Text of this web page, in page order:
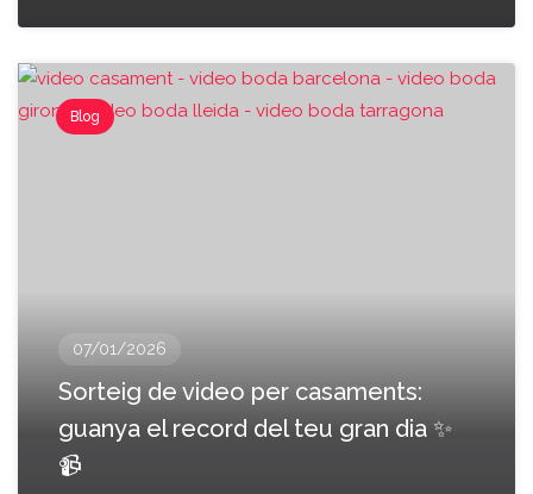
Blog
07/01/2026
Sorteig de video per casaments:
guanya el record del teu gran dia ✨
📹